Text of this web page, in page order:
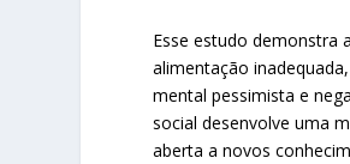
Esse estudo demonstra
alimentação
mental pessimista e
social desenvolve uma
aberta a novos